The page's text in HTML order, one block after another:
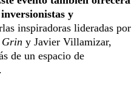
y
inspiradoras lideradas por
Grin y Javier Villamizar,
de un espacio de